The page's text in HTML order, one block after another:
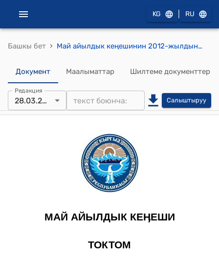
KG RU
Башкы бет › Май айылдык кеңешинин 2012-жылдын 28-мартындагы № 74 "2011–жылдын бюджетинин аткарылышы жана 2012–жылдын жергиликтүү бюджетин бекитүү жөнүндө" токтому
Документ Маалыматтар Шилтеме документтер
Редакция
28.03.2012 Салыштыруу